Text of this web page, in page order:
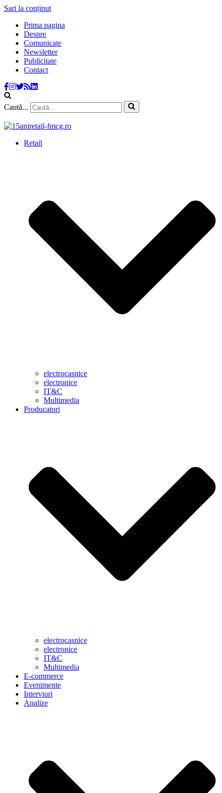
Sari la conținut
Prima pagina
Despre
Comunicate
Newsletter
Publicitate
Contact
Caută...
Retail
electrocasnice
electronice
IT&C
Multimedia
Producatori
electrocasnice
electronice
IT&C
Multimedia
E-commerce
Evenimente
Interviuri
Analize